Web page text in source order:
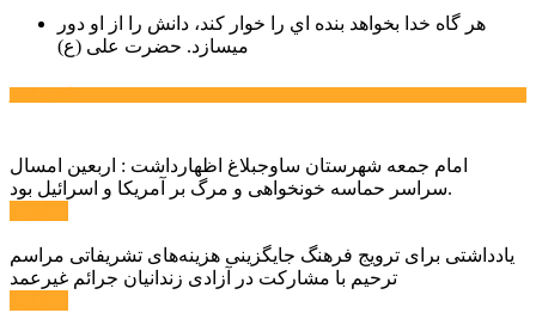
هر گاه خدا بخواهد بنده اي را خوار كند، دانش را از او دور
میسازد. حضرت علی (ع)
امام جمعه شهرستان ساوجبلاغ اظهارداشت : اربعین امسال
سراسر حماسه خونخواهی و مرگ بر آمریکا و اسرائیل بود.
یادداشتی برای ترویج فرهنگ جایگزینی هزینه‌های تشریفاتی مراسم
ترحیم با مشارکت در آزادی زندانیان جرائم غیرعمد